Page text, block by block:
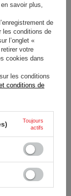
savoir plus,
de
les conditions de
l’onglet «
votre
cookies dans
les conditions
conditions de
Toujours
actifs